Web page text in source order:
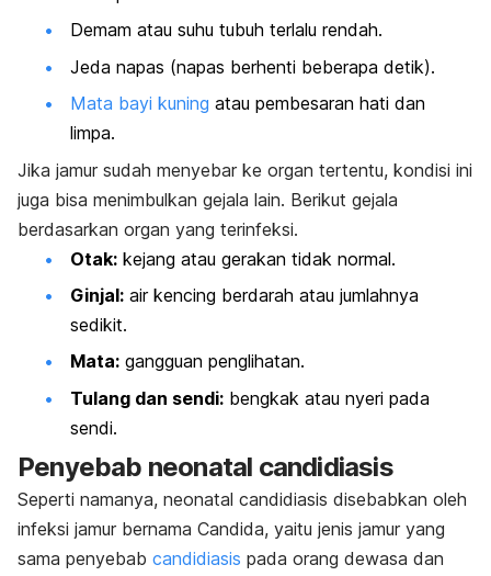
Demam atau suhu tubuh terlalu rendah.
Jeda napas (napas berhenti beberapa detik).
Mata bayi kuning atau pembesaran hati dan
limpa.
Jika jamur sudah menyebar ke organ tertentu, kondisi ini
juga bisa menimbulkan gejala lain. Berikut gejala
berdasarkan organ yang terinfeksi.
Otak: kejang atau gerakan tidak normal.
Ginjal: air kencing berdarah atau jumlahnya
sedikit.
Mata: gangguan penglihatan.
Tulang dan sendi: bengkak atau nyeri pada
sendi.
Penyebab neonatal candidiasis
Seperti namanya, neonatal candidiasis disebabkan oleh
infeksi jamur bernama Candida, yaitu jenis jamur yang
sama penyebab candidiasis pada orang dewasa dan